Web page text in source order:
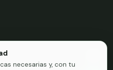
necesarias y, con tu